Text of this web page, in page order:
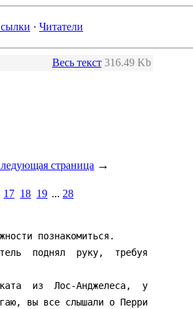
· Читатели
Весь текст 316.49 Kb
страница →
17 18 19 ... 28